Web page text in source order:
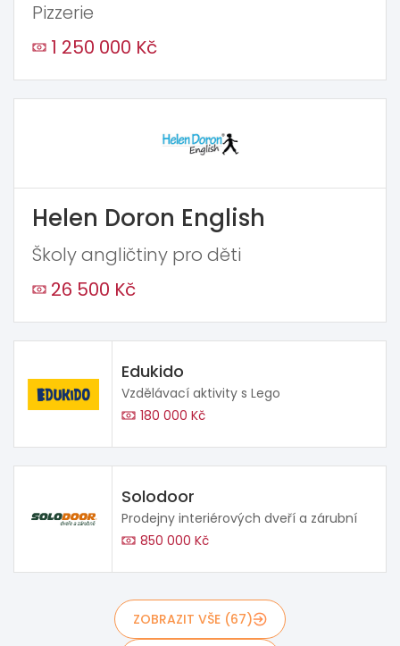
Pizzerie
1 250 000 Kč
Helen Doron English
Školy angličtiny pro děti
26 500 Kč
Edukido
Vzdělávací aktivity s Lego
180 000 Kč
Solodoor
Prodejny interiérových dveří a zárubní
850 000 Kč
ZOBRAZIT VŠE (67)